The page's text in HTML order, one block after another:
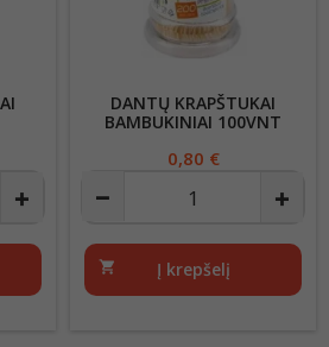
DANTŲ KRAPŠTUKAI
BAMBUKINIAI 100VNT
Kaina
0,80 €
shopping_cart Į krepšelį